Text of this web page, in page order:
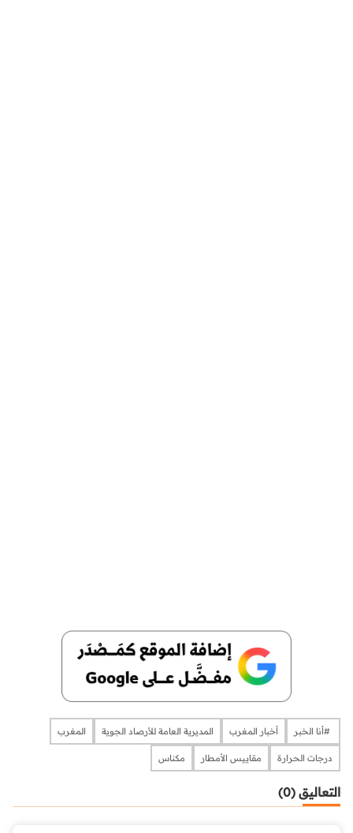
​​​​​​​​ #أنا الخبر أخبار المغرب المديرية العامة للأرصاد الجوية المغرب
درجات الحرارة مقاييس الأمطار مكناس
التعاليق (0)